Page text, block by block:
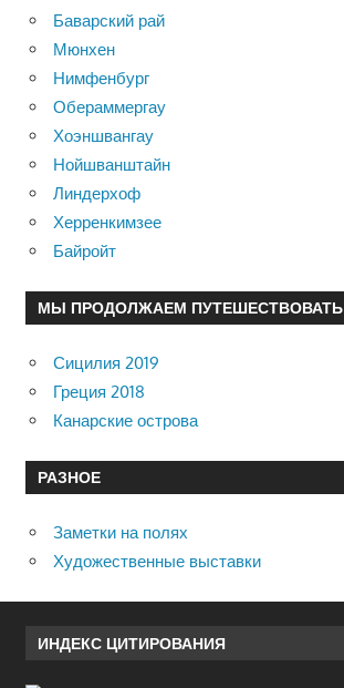
Баварский рай
Мюнхен
Нимфенбург
Обераммергау
Хоэншвангау
Нойшванштайн
Линдерхоф
Херренкимзее
Байройт
МЫ ПРОДОЛЖАЕМ ПУТЕШЕСТВОВАТЬ
Сицилия 2019
Греция 2018
Канарские острова
РАЗНОЕ
Заметки на полях
Художественные выставки
ИНДЕКС ЦИТИРОВАНИЯ